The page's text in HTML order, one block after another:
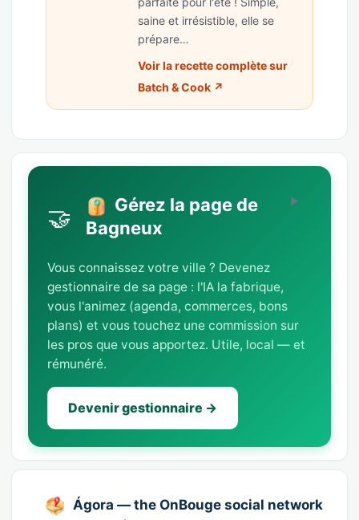
saine et irrésistible, elle se
prépare…
Voir la recette complète sur
Batch & Cook ↗
🤝
Gérez la page de
Bagneux
Vous connaissez votre ville ? Devenez
gestionnaire de sa page : l'IA la fabrique,
vous l'animez (agenda, commerces, bons
plans) et vous touchez une commission sur
les pros que vous apportez. Utile, local — et
rémunéré.
Devenir gestionnaire →
Ágora — the OnBouge social network